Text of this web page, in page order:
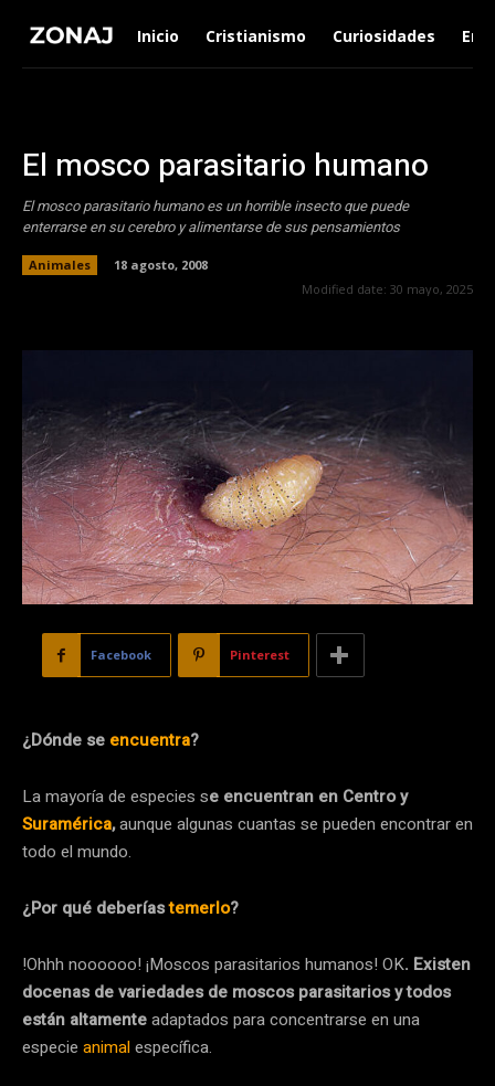
Inicio Cristianismo Curiosidades
El mosco parasitario humano
El mosco parasitario humano es un horrible insecto que puede
enterrarse en su cerebro y alimentarse de sus pensamientos
Animales
18 agosto, 2008
Modified date: 30 mayo, 2025
Facebook Pinterest
¿Dónde se encuentra?
La mayoría de especies se encuentran en Centro y
Suramérica,aunque algunas cuantas se pueden encontrar en
todo el mundo.
¿Por qué deberíastemerlo?
!Ohhh noooooo! ¡Moscos parasitarios humanos! OK. Existen
docenas de variedades de moscos parasitarios y todos
están altamenteadaptados para concentrarse en una
especie animalespecífica.